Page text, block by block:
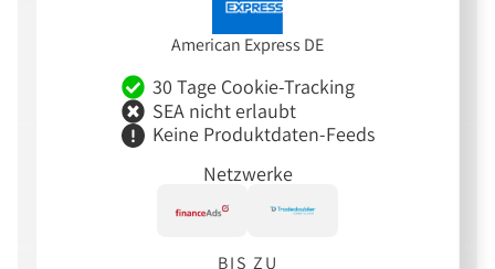
American Express DE
30 Tage Cookie-Tracking
SEA nicht erlaubt
Keine Produktdaten-Feeds
Netzwerke
BIS ZU